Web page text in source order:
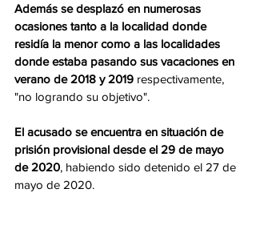
Además se desplazó en numerosas
ocasiones tanto a la localidad donde
residía la menor como a las localidades
donde estaba pasando sus vacaciones en
verano de 2018 y 2019 respectivamente,
"no logrando su objetivo".
El acusado se encuentra en situación de
prisión provisional desde el 29 de mayo
de 2020, habiendo sido detenido el 27 de
mayo de 2020.